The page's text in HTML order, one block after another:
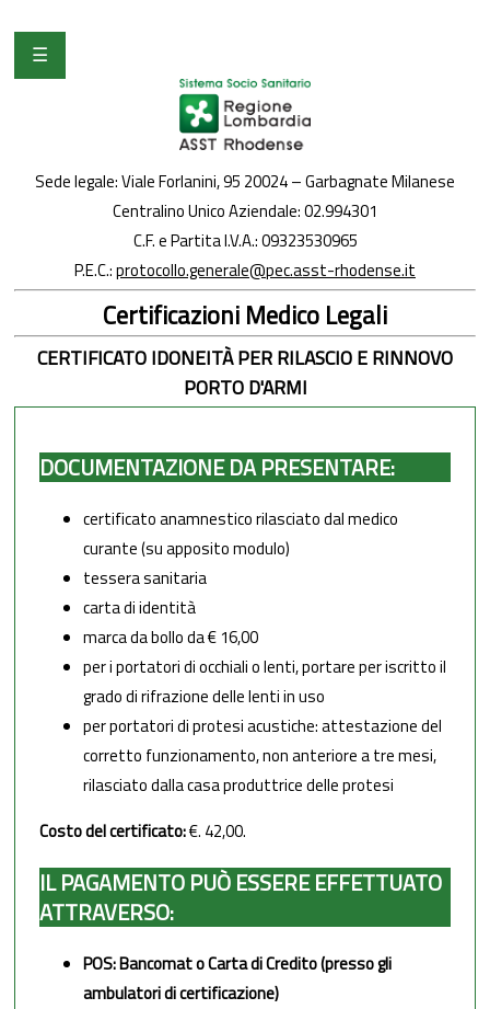
☰
Sede legale: Viale Forlanini, 95 20024 – Garbagnate Milanese
Centralino Unico Aziendale:02.994301
C.F. e Partita I.V.A.: 09323530965
P.E.C.:protocollo.generale@pec.asst-rhodense.it
Albo
U.R.P. / U.P.T.
Amministrazione Trasparente
Bandi di Gara / Concorsi
Certificazioni Medico Legali
CERTIFICATO IDONEITÀ PER RILASCIO E RINNOVO
PORTO D'ARMI
DOCUMENTAZIONE DA PRESENTARE:
certificato anamnestico rilasciato dal medico
curante (su apposito modulo)
tessera sanitaria
carta di identità
marca da bollo da € 16,00
per i portatori di occhiali o lenti, portare per iscritto il
grado di rifrazione delle lenti in uso
per portatori di protesi acustiche: attestazione del
corretto funzionamento, non anteriore a tre mesi,
rilasciato dalla casa produttrice delle protesi
Costo del certificato:€. 42,00.
IL PAGAMENTO PUÒ ESSERE EFFETTUATO
ATTRAVERSO:
POS: Bancomat o Carta di Credito (presso gli
ambulatori di certificazione)